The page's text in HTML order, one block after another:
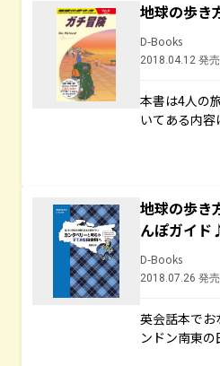
地球の歩き
D-Books
2018.04.12 発売
本書は4人の
いてある内容
地球の歩き
んぽガイド
D-Books
2018.07.26 発売
英会話本でお
ンドン南東の